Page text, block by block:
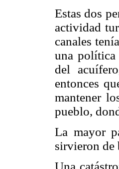
Estas dos
actividad
canales
una política
del
entonces
mantener
pueblo,
La mayor
sirvieron de
Una